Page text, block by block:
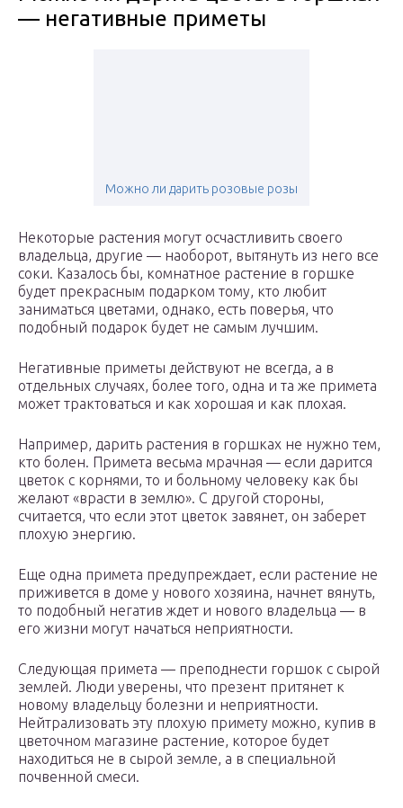
— негативные приметы
Можно ли дарить розовые розы
Некоторые растения могут осчастливить своего
владельца, другие — наоборот, вытянуть из него все
соки. Казалось бы, комнатное растение в горшке
будет прекрасным подарком тому, кто любит
заниматься цветами, однако, есть поверья, что
подобный подарок будет не самым лучшим.
Негативные приметы действуют не всегда, а в
отдельных случаях, более того, одна и та же примета
может трактоваться и как хорошая и как плохая.
Например, дарить растения в горшках не нужно тем,
кто болен. Примета весьма мрачная — если дарится
цветок с корнями, то и больному человеку как бы
желают «врасти в землю». С другой стороны,
считается, что если этот цветок завянет, он заберет
плохую энергию.
Еще одна примета предупреждает, если растение не
приживется в доме у нового хозяина, начнет вянуть,
то подобный негатив ждет и нового владельца — в
его жизни могут начаться неприятности.
Следующая примета — преподнести горшок с сырой
землей. Люди уверены, что презент притянет к
новому владельцу болезни и неприятности.
Нейтрализовать эту плохую примету можно, купив в
цветочном магазине растение, которое будет
находиться не в сырой земле, а в специальной
почвенной смеси.